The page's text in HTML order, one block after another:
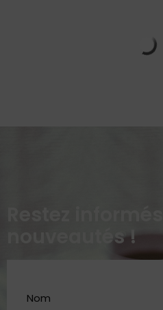
Restez
nouveautés !